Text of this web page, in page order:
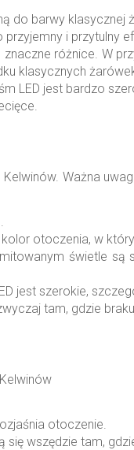
do barwy
i przytulny
różnice. W
klasycznych
LED jest bardzo
Ważna
kolor otoczenia, w
świetle
jest szerokie,
tam, gdzie
otoczenie.
się wszędzie tam,